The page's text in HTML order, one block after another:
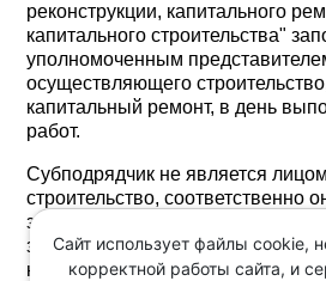
реконструкции, капитального
капитального строительства"
уполномоченным
осуществляющего
капитальный ремонт, в день
работ.
Субподрядчик не является
строительство, соответственно
заполнять раздел 3 общего
за заполнение общего журнала
назначенный руководитель
Сайт использует файлы cookie,
корректной работы сайта, и